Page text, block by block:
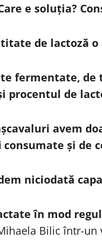
e soluția?
de lactoză
fermentate,
procentul de
avem
consumate și de
niciodată
în mod
Bilic într-